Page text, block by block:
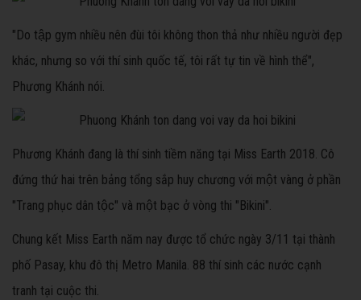
"Do tập gym nhiều nên đùi tôi không thon thả như nhiều người đẹp
khác, nhưng so với thí sinh quốc tế, tôi rất tự tin về hình thể",
Phương Khánh nói.
Phương Khánh đang là thí sinh tiềm năng tại Miss Earth 2018. Cô
đứng thứ hai trên bảng tổng sắp huy chương với một vàng ở phần
"Trang phục dân tộc" và một bạc ở vòng thi "Bikini".
Chung kết Miss Earth năm nay được tổ chức ngày 3/11 tại thành
phố Pasay, khu đô thị Metro Manila. 88 thí sinh các nước cạnh
tranh tại cuộc thi.